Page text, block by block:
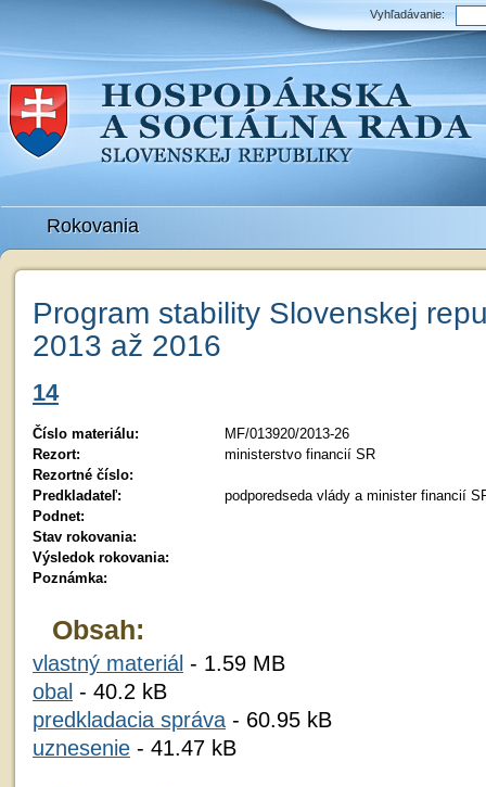
Vyhľadávanie:
Rokovania
Program stability Slovenskej
2013 až 2016
14
Číslo materiálu:
MF/013920/2013-26
Rezort:
ministerstvo financií SR
Rezortné číslo:
Predkladateľ:
podporedseda vlády a minister financií
Podnet:
Stav rokovania:
Výsledok rokovania:
Poznámka:
Obsah:
vlastný materiál - 1.59 MB
obal - 40.2 kB
predkladacia správa - 60.95 kB
uznesenie - 41.47 kB